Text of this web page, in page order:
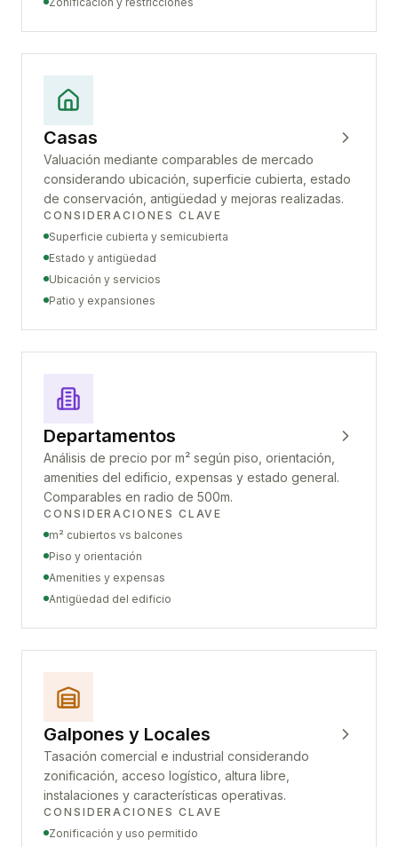
Casas
Valuación mediante comparables de mercado
considerando ubicación, superficie cubierta, estado
de conservación, antigüedad y mejoras realizadas.
CONSIDERACIONES CLAVE
Superficie cubierta y semicubierta
Estado y antigüedad
Ubicación y servicios
Patio y expansiones
Departamentos
Análisis de precio por m² según piso, orientación,
amenities del edificio, expensas y estado general.
Comparables en radio de 500m.
CONSIDERACIONES CLAVE
m² cubiertos vs balcones
Piso y orientación
Amenities y expensas
Antigüedad del edificio
Galpones y Locales
Tasación comercial e industrial considerando
zonificación, acceso logístico, altura libre,
instalaciones y características operativas.
CONSIDERACIONES CLAVE
Zonificación y uso permitido